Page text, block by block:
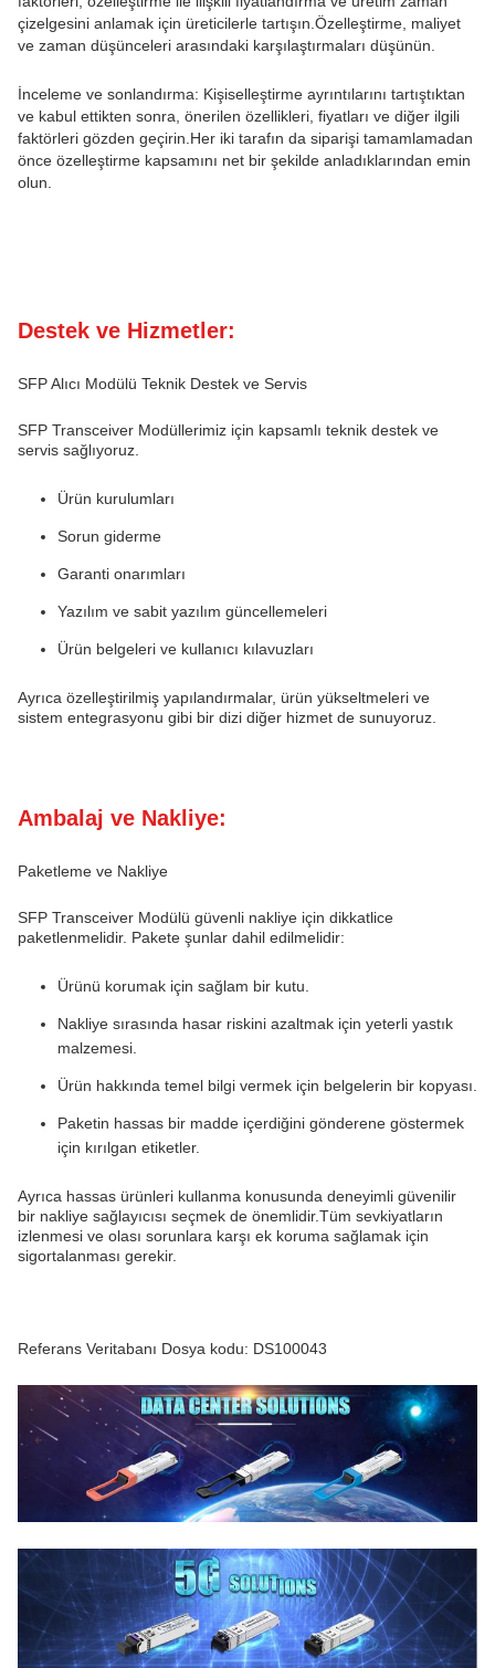
çizelgesini anlamak için üreticilerle tartışın.Özelleştirme, maliyet
ve zaman düşünceleri arasındaki karşılaştırmaları düşünün.
İnceleme ve sonlandırma: Kişiselleştirme ayrıntılarını tartıştıktan
ve kabul ettikten sonra, önerilen özellikleri, fiyatları ve diğer ilgili
faktörleri gözden geçirin.Her iki tarafın da siparişi tamamlamadan
önce özelleştirme kapsamını net bir şekilde anladıklarından emin
olun.
Destek ve Hizmetler:
SFP Alıcı Modülü Teknik Destek ve Servis
SFP Transceiver Modüllerimiz için kapsamlı teknik destek ve
servis sağlıyoruz.
Ürün kurulumları
Sorun giderme
Garanti onarımları
Yazılım ve sabit yazılım güncellemeleri
Ürün belgeleri ve kullanıcı kılavuzları
Ayrıca özelleştirilmiş yapılandırmalar, ürün yükseltmeleri ve
sistem entegrasyonu gibi bir dizi diğer hizmet de sunuyoruz.
Ambalaj ve Nakliye:
Paketleme ve Nakliye
SFP Transceiver Modülü güvenli nakliye için dikkatlice
paketlenmelidir. Pakete şunlar dahil edilmelidir:
Ürünü korumak için sağlam bir kutu.
Nakliye sırasında hasar riskini azaltmak için yeterli yastık
malzemesi.
Ürün hakkında temel bilgi vermek için belgelerin bir kopyası.
Paketin hassas bir madde içerdiğini gönderene göstermek
için kırılgan etiketler.
Ayrıca hassas ürünleri kullanma konusunda deneyimli güvenilir
bir nakliye sağlayıcısı seçmek de önemlidir.Tüm sevkiyatların
izlenmesi ve olası sorunlara karşı ek koruma sağlamak için
sigortalanması gerekir.
Referans Veritabanı Dosya kodu: DS100043